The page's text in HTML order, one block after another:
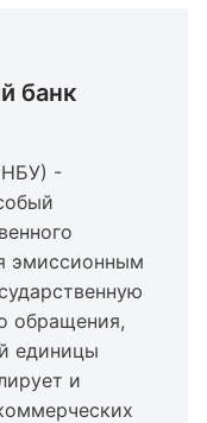
банк
-
эмиссионным
обращения,
единицы
и